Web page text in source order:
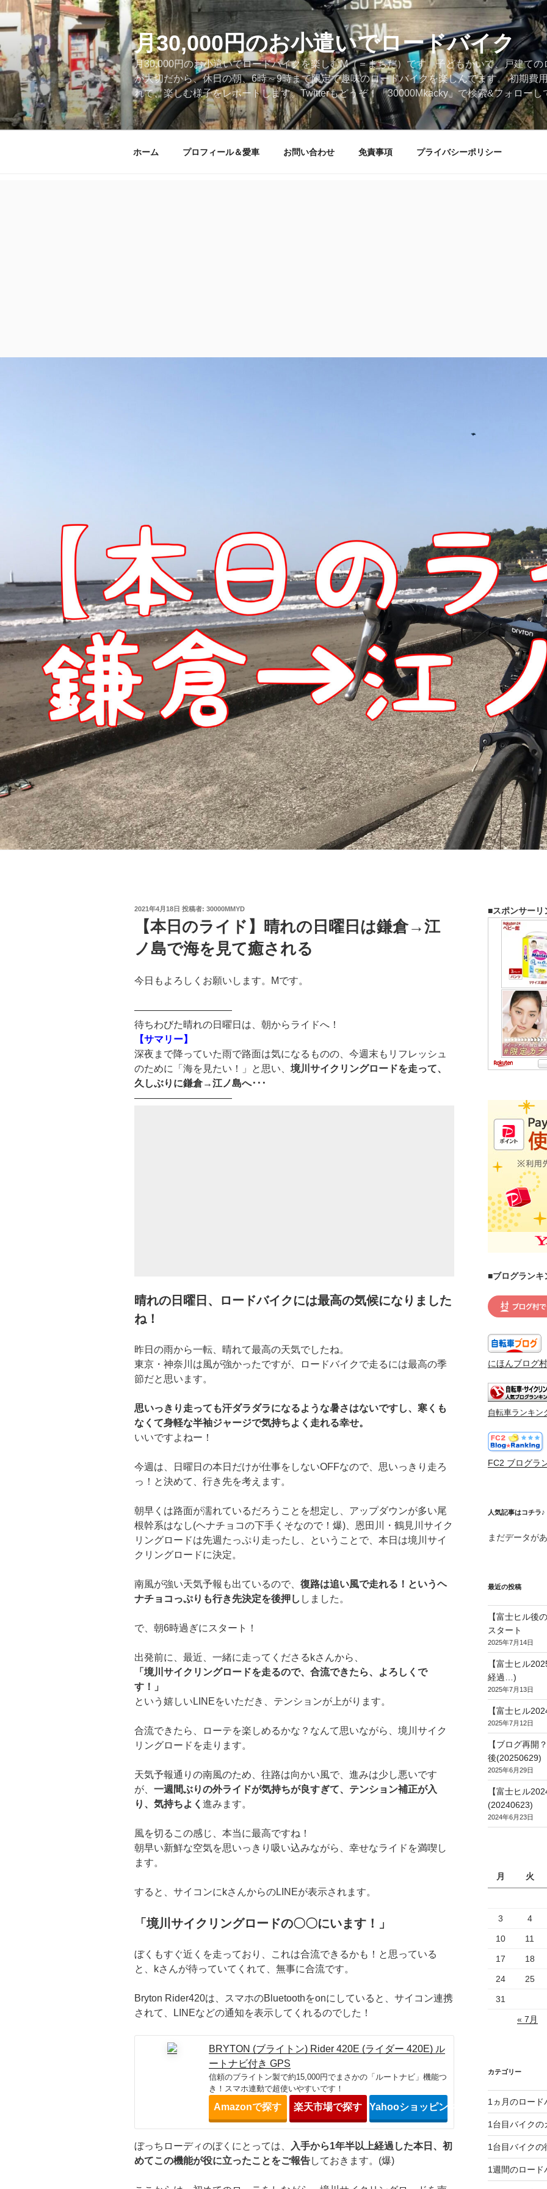
コ
テ
ン
ツ
へ
ス
キ
ッ
月30,000円のお小遣いでロードバイク
月30,000円のお小遣いでロードバイクを楽しむM（＝まちだ）です。子どもがいて、戸建て
が大切だから、休日の朝、6時～9時まで限定で趣味のロードバイクを楽しんでます。 初期費
れて、楽しむ様子をレポートします。Twitterもどうぞ！「30000Mkacky」で検索&フォローし
ホーム プロフィール＆愛車 お問い合わせ 免責事項 プライバシーポリシー
投
2021年4月18日 投稿者: 30000MMYD
【本日のライド】晴れの日曜日は鎌倉→江
ノ島で海を見て癒される
今日もよろしくお願いします。Mです。
——————————
待ちわびた晴れの日曜日は、朝からライドへ！
【サマリー】
深夜まで降っていた雨で路面は気になるものの、今週末もリフレッシュ
のために「海を見たい！」と思い、 境川サイクリングロードを走って、
久しぶりに鎌倉→江ノ島へ･･･
——————————
晴れの日曜日、ロードバイクには最高の気候になりました
ね！
昨日の雨から一転、晴れて最高の天気でしたね。
東京・神奈川は風が強かったですが、ロードバイクで走るには最高の季
節だと思います。
思いっきり走っても汗ダラダラになるような暑さはないですし、寒くも
なくて身軽な半袖ジャージで気持ちよく走れる幸せ。
いいですよねー！
今週は、日曜日の本日だけが仕事をしないOFFなので、思いっきり走ろ
っ！と決めて、行き先を考えます。
朝早くは路面が濡れているだろうことを想定し、アップダウンが多い尾
根幹系はなし(ヘナチョコの下手くそなので！爆)、恩田川・鶴見川サイク
リングロードは先週たっぷり走ったし、ということで、本日は境川サイ
クリングロードに決定。
南風が強い天気予報も出ているので、 復路は追い風で走れる！というヘ
ナチョコっぷりも行き先決定を後押し しました。
で、朝6時過ぎにスタート！
出発前に、最近、一緒に走ってくださるkさんから、
「境川サイクリングロードを走るので、合流できたら、よろしくで
す！」
という嬉しいLINEをいただき、テンションが上がります。
合流できたら、ローテを楽しめるかな？なんて思いながら、境川サイク
リングロードを走ります。
天気予報通りの南風のため、往路は向かい風で、進みは少し悪いです
が、 一週間ぶりの外ライドが気持ちが良すぎて、テンション補正が入
り、気持ちよく 進みます。
風を切るこの感じ、本当に最高ですね！
朝早い新鮮な空気を思いっきり吸い込みながら、幸せなライドを満喫し
ます。
すると、サイコンにkさんからのLINEが表示されます。
「境川サイクリングロードの〇〇にいます！」
ぼくもすぐ近くを走っており、これは合流できるかも！と思っている
と、kさんが待っていてくれて、無事に合流です。
Bryton Rider420は、スマホのBluetoothをonにしていると、サイコン連携
されて、LINEなどの通知を表示してくれるのでした！
BRYTON (ブライトン) Rider 420E (ライダー 420E) ル
ートナビ付き GPS
信頼のブライトン製で約15,000円でまさかの「ルートナビ」機能つ
き！スマホ連動で超使いやすいです！
Amazonで探す 楽天市場で探す Yahooショッピングで探す
ぼっちローディのぼくにとっては、
入手から1年半以上経過した本日、初
めてこの機能が役に立ったことをご報告しておきます。(爆)
■スポンサーリ
■ブログランキ
にほんブログ村
自転車ランキン
FC2 ブログラ
人気記事はコチラ♪
まだデータが
最近の投稿
【富士ヒル後
スタート
2025年7月14日
【富士ヒル
経過…)
2025年7月13日
【富士ヒル
2025年7月12日
【ブログ再開
後(20250629)
2025年6月29日
【富士ヒル
(20240623)
2024年6月23日
月 火
3 4
10 11
17 18
24 25
31
« 7月
カテゴリー
1ヵ月のロード
1台目バイクの
1台目バイクの
1週間のロード